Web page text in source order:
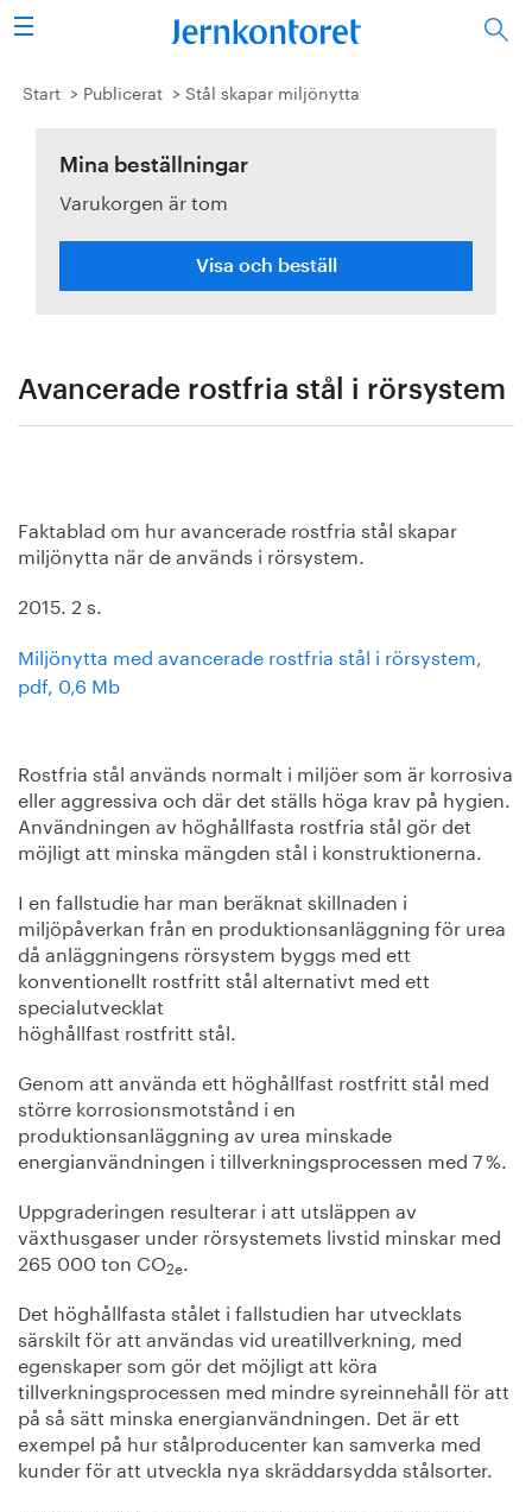
Sök
Stålindustrin
Vision 2050
Forskning/utbildning
Publicerat
Start Publicerat Stål skapar miljönytta
Mina beställningar
Varukorgen är tom
Visa och beställ
Avancerade rostfria stål i rörsystem
Faktablad om hur avancerade rostfria stål skapar
miljönytta när de används i rörsystem.
2015. 2 s.
Miljönytta med avancerade rostfria stål i rörsystem,
pdf, 0,6 Mb
Rostfria stål används normalt i miljöer som är korrosiva
eller aggressiva och där det ställs höga krav på hygien.
Användningen av höghållfasta rostfria stål gör det
möjligt att minska mängden stål i konstruktionerna.
I en fallstudie har man beräknat skillnaden i
miljöpåverkan från en produktionsanläggning för urea
då anläggningens rörsystem byggs med ett
konventionellt rostfritt stål alternativt med ett
specialutvecklat
höghållfast rostfritt stål.
Genom att använda ett höghållfast rostfritt stål med
större korrosionsmotstånd i en
produktionsanläggning av urea minskade
energianvändningen i tillverkningsprocessen med 7 %.
Uppgraderingen resulterar i att utsläppen av
växthusgaser under rörsystemets livstid minskar med
265 000 ton CO2e
Det höghållfasta stålet i fallstudien har utvecklats
särskilt för att användas vid ureatillverkning, med
egenskaper som gör det möjligt att köra
tillverkningsprocessen med mindre syreinnehåll för att
på så sätt minska energianvändningen. Det är ett
exempel på hur stålproducenter kan samverka med
kunder för att utveckla nya skräddarsydda stålsorter.